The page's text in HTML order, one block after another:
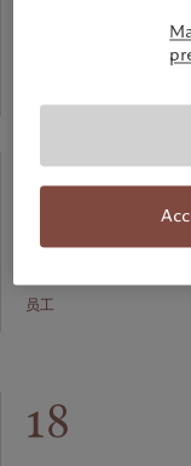
1100+
员工
18